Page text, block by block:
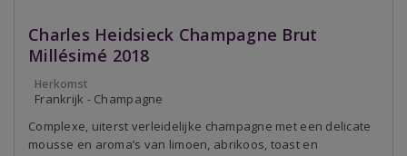
Charles Heidsieck Champagne Brut
Millésimé 2018
Herkomst
Frankrijk - Champagne
Complexe, uiterst verleidelijke champagne met een delicate
mousse en aroma’s van limoen, abrikoos, toast en